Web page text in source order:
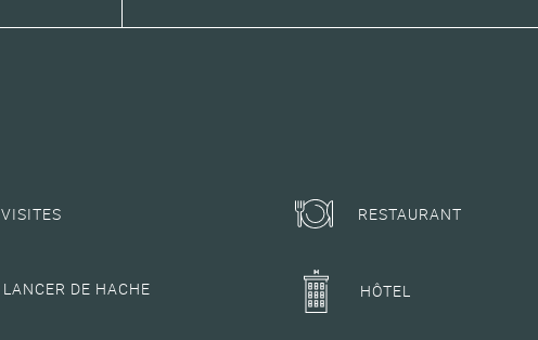
VISITES
LANCER DE HACHE
RESTAURANT
HÔTEL